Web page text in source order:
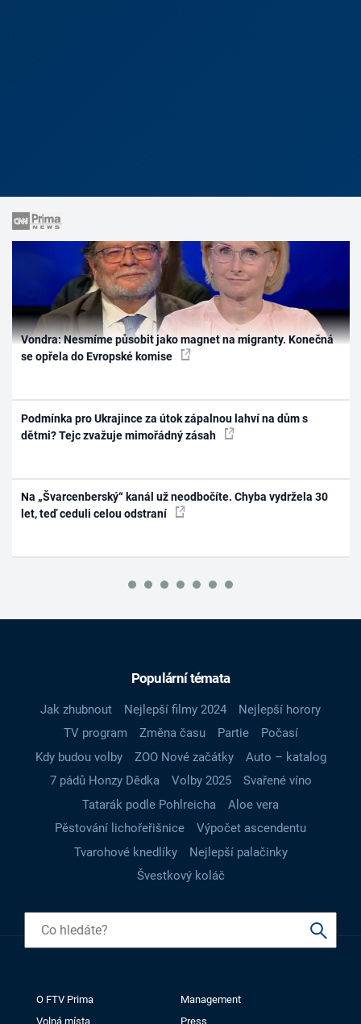
Vondra: Nesmíme působit jako magnet na migranty. Konečná
se opřela do Evropské komise
Podmínka pro Ukrajince za útok zápalnou lahví na dům s
dětmi? Tejc zvažuje mimořádný zásah
Na „Švarcenberský“ kanál už neodbočíte. Chyba vydržela 30
let, teď ceduli celou odstraní
Populární témata
Jak zhubnout Nejlepší filmy 2024
Nejlepší horory
TV program
Změna času Partie
Počasí
Kdy budou volby
ZOO Nové začátky
Auto – katalog
7 pádů Honzy Dědka
Volby 2025
Svařené víno
Tatarák podle Pohlreicha
Aloe vera
Pěstování lichořeřišnice
Výpočet ascendentu
Tvarohové knedlíky
Nejlepší palačinky
Švestkový koláč
O FTV Prima
Management
Volná místa
Press